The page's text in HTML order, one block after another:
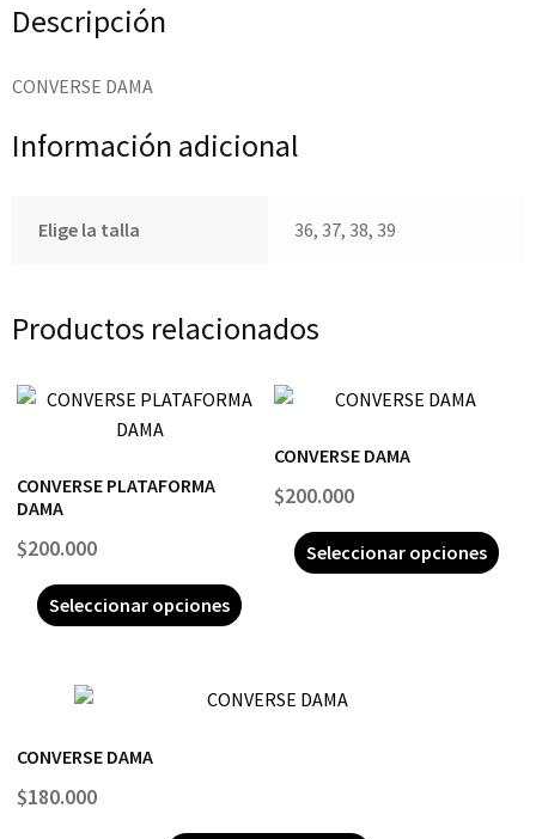
Descripción
CONVERSE DAMA
Información adicional
Elige la talla 36, 37, 38, 39
Productos relacionados
CONVERSE PLATAFORMA
DAMA
$200.000
Seleccionar opciones
CONVERSE DAMA
$200.000
Seleccionar opciones
CONVERSE DAMA
$180.000